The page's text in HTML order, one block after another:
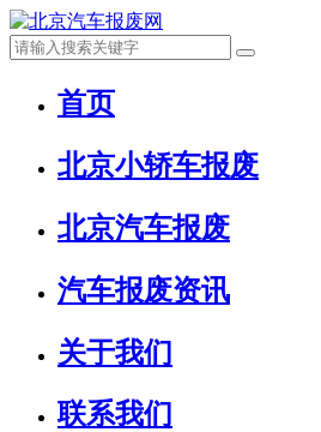
首页
北京小轿车报废
北京汽车报废
汽车报废资讯
关于我们
联系我们